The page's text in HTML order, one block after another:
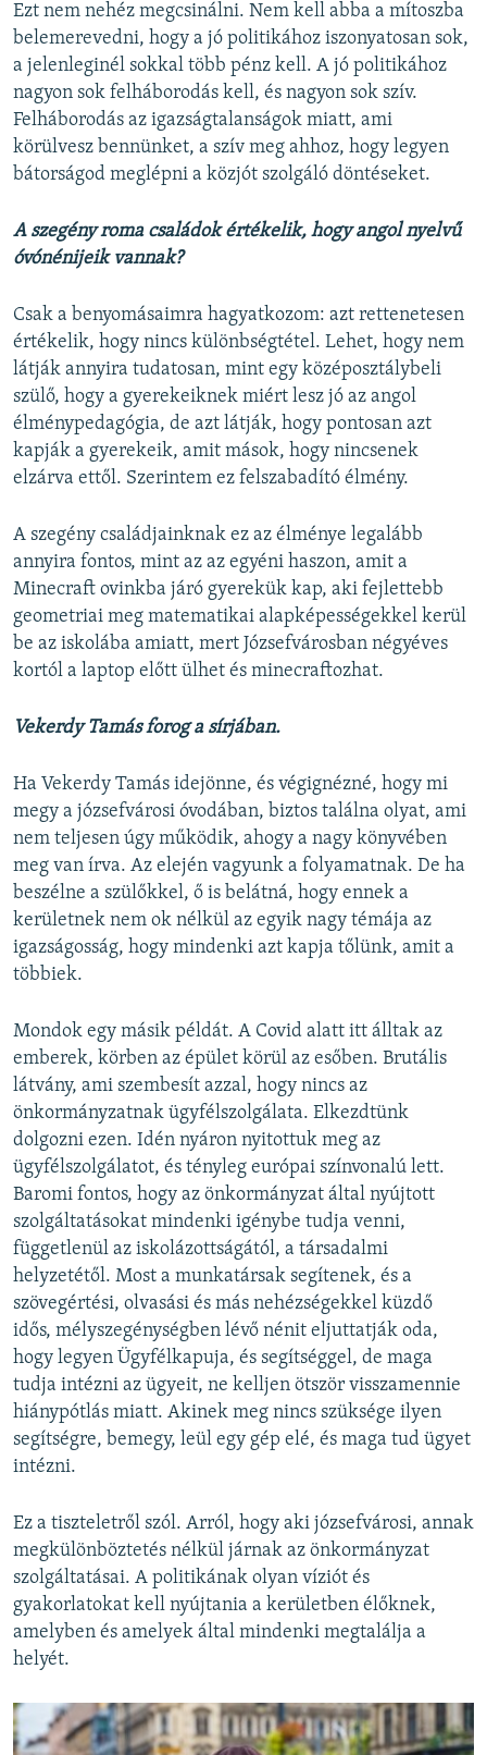
Ezt nem nehéz megcsinálni. Nem kell abba a mítoszba
belemerevedni, hogy a jó politikához iszonyatosan sok,
a jelenleginél sokkal több pénz kell. A jó politikához
nagyon sok felháborodás kell, és nagyon sok szív.
Felháborodás az igazságtalanságok miatt, ami
körülvesz bennünket, a szív meg ahhoz, hogy legyen
bátorságod meglépni a közjót szolgáló döntéseket.
A szegény roma családok értékelik, hogy angol nyelvű
óvónénijeik vannak?
Csak a benyomásaimra hagyatkozom: azt rettenetesen
értékelik, hogy nincs különbségtétel. Lehet, hogy nem
látják annyira tudatosan, mint egy középosztálybeli
szülő, hogy a gyerekeiknek miért lesz jó az angol
élménypedagógia, de azt látják, hogy pontosan azt
kapják a gyerekeik, amit mások, hogy nincsenek
elzárva ettől. Szerintem ez felszabadító élmény.
A szegény családjainknak ez az élménye legalább
annyira fontos, mint az az egyéni haszon, amit a
Minecraft ovinkba járó gyerekük kap, aki fejlettebb
geometriai meg matematikai alapképességekkel kerül
be az iskolába amiatt, mert Józsefvárosban négyéves
kortól a laptop előtt ülhet és minecraftozhat.
Vekerdy Tamás forog a sírjában.
Ha Vekerdy Tamás idejönne, és végignézné, hogy mi
megy a józsefvárosi óvodában, biztos találna olyat, ami
nem teljesen úgy működik, ahogy a nagy könyvében
meg van írva. Az elején vagyunk a folyamatnak. De ha
beszélne a szülőkkel, ő is belátná, hogy ennek a
kerületnek nem ok nélkül az egyik nagy témája az
igazságosság, hogy mindenki azt kapja tőlünk, amit a
többiek.
Mondok egy másik példát. A Covid alatt itt álltak az
emberek, körben az épület körül az esőben. Brutális
látvány, ami szembesít azzal, hogy nincs az
önkormányzatnak ügyfélszolgálata. Elkezdtünk
dolgozni ezen. Idén nyáron nyitottuk meg az
ügyfélszolgálatot, és tényleg európai színvonalú lett.
Baromi fontos, hogy az önkormányzat által nyújtott
szolgáltatásokat mindenki igénybe tudja venni,
függetlenül az iskolázottságától, a társadalmi
helyzetétől. Most a munkatársak segítenek, és a
szövegértési, olvasási és más nehézségekkel küzdő
idős, mélyszegénységben lévő nénit eljuttatják oda,
hogy legyen Ügyfélkapuja, és segítséggel, de maga
tudja intézni az ügyeit, ne kelljen ötször visszamennie
hiánypótlás miatt. Akinek meg nincs szüksége ilyen
segítségre, bemegy, leül egy gép elé, és maga tud ügyet
intézni.
Ez a tiszteletről szól. Arról, hogy aki józsefvárosi, annak
megkülönböztetés nélkül járnak az önkormányzat
szolgáltatásai. A politikának olyan víziót és
gyakorlatokat kell nyújtania a kerületben élőknek,
amelyben és amelyek által mindenki megtalálja a
helyét.